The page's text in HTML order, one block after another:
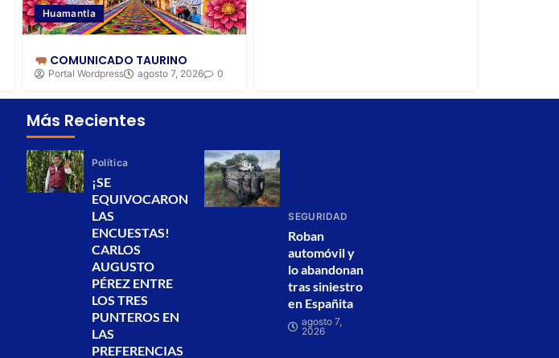
Huamantla
COMUNICADO TAURINO
Portal Wordpress agosto 7, 2026 0
Más Recientes
Política
¡SE
EQUIVOCARON
LAS
ENCUESTAS!
CARLOS
AUGUSTO
PÉREZ ENTRE
LOS TRES
PUNTEROS EN
LAS
PREFERENCIAS
SEGURIDAD
Roban
automóvil y
lo abandonan
tras siniestro
en Españita
agosto 7,
2026